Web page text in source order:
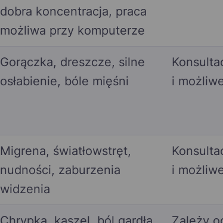
dobra koncentracja, praca
możliwa przy komputerze
Gorączka, dreszcze, silne
osłabienie, bóle mięśni
i
Migrena, światłowstręt,
nudności, zaburzenia
widzenia
i